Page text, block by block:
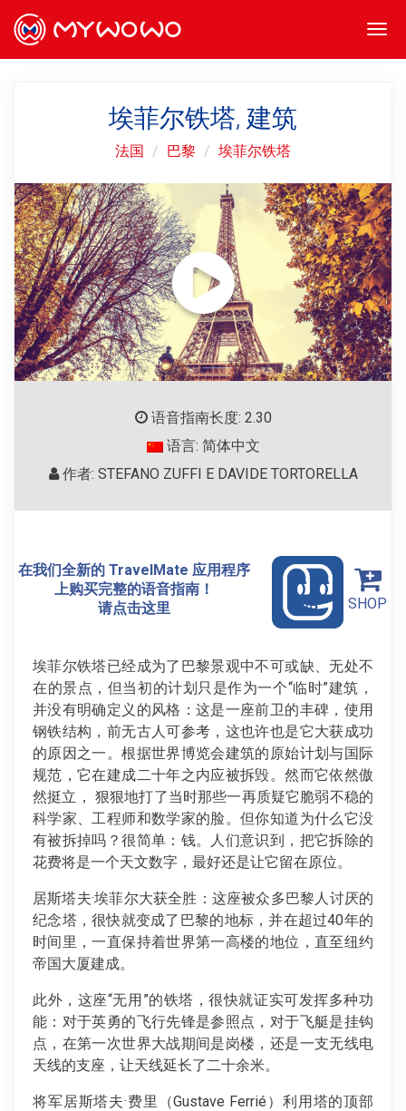
埃菲尔铁塔, 建筑
法国 巴黎 埃菲尔铁塔
语音指南长度: 2.30
语言: 简体中文
作者: STEFANO ZUFFI E DAVIDE TORTORELLA
在我们全新的 TravelMate 应用程序
上购买完整的语音指南！
请点击这里
SHOP
埃菲尔铁塔已经成为了巴黎景观中不可或缺、无处不
在的景点，但当初的计划只是作为一个“临时”建筑，
并没有明确定义的风格：这是一座前卫的丰碑，使用
钢铁结构，前无古人可参考，这也许也是它大获成功
的原因之一。根据世界博览会建筑的原始计划与国际
规范，它在建成二十年之内应被拆毁。然而它依然傲
然挺立， 狠狠地打了当时那些一再质疑它脆弱不稳的
科学家、工程师和数学家的脸。但你知道为什么它没
有被拆掉吗？很简单：钱。人们意识到，把它拆除的
花费将是一个天文数字，最好还是让它留在原位。
居斯塔夫·埃菲尔大获全胜：这座被众多巴黎人讨厌的
纪念塔，很快就变成了巴黎的地标，并在超过40年的
时间里，一直保持着世界第一高楼的地位，直至纽约
帝国大厦建成。
此外，这座“无用”的铁塔，很快就证实可发挥多种功
能：对于英勇的飞行先锋是参照点，对于飞艇是挂钩
点，在第一次世界大战期间是岗楼，还是一支无线电
天线的支座，让天线延长了二十余米。
将军居斯塔夫·费里（Gustave Ferrié）利用塔的顶部